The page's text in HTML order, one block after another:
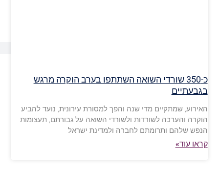
כ-350 שורדי השואה השתתפו בערב הוקרה מרגש
בגבעתיים
האירוע, שמתקיים מדי שנה והפך למסורת עירונית, נועד להביע
הוקרה והערכה לשורדות ולשורדי השואה על גבורתם, תעצומות
הנפש שלהם ותרומתם לחברה ולמדינת ישראל
קראו עוד»